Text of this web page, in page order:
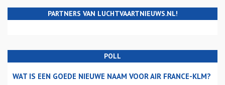
PARTNERS VAN LUCHTVAARTNIEUWS.NL!
POLL
WAT IS EEN GOEDE NIEUWE NAAM VOOR AIR FRANCE-KLM?